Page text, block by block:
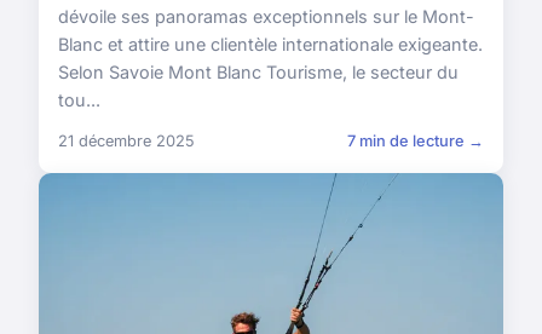
dévoile ses panoramas exceptionnels sur le Mont-
Blanc et attire une clientèle internationale exigeante.
Selon Savoie Mont Blanc Tourisme, le secteur du
tou...
21 décembre 2025 7 min de lecture →